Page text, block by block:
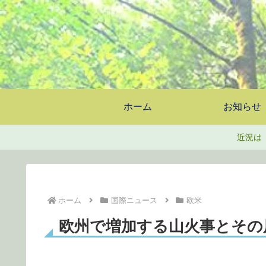
ホーム お知らせ
近況は
ホーム 国際ニュース 欧米
欧州で増加する山火事とそ